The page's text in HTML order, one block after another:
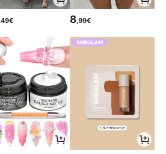
,49€ 8 ,99€